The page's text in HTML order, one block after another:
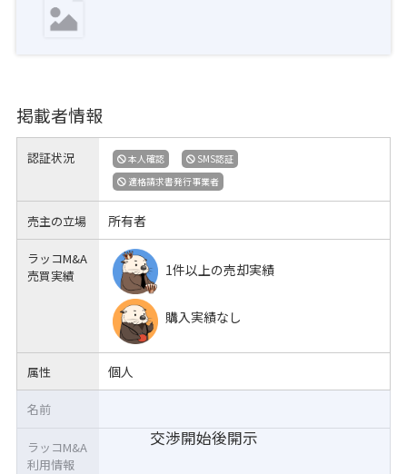
掲載者情報
認証状況 本人確認
SMS認証
適格請求書発行事業者
売主の立場 所有者
ラッコM&A
売買実績
1件以上の売却実績
購入実績なし
属性 個人
交渉開始後開示
名前
ラッコM&A
利用情報